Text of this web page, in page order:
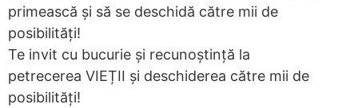
primească și să se deschidă către mii de
posibilități!
Te invit cu bucurie și recunoștință la
petrecerea VIEȚII și deschiderea către mii de
posibilități!